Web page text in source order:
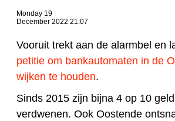
Monday 19
December 2022 21:07
Vooruit trekt aan de alarmbel en
petitie om bankautomaten in de
wijken te houden.
Sinds 2015 zijn bijna 4 op 10
verdwenen. Ook Oostende